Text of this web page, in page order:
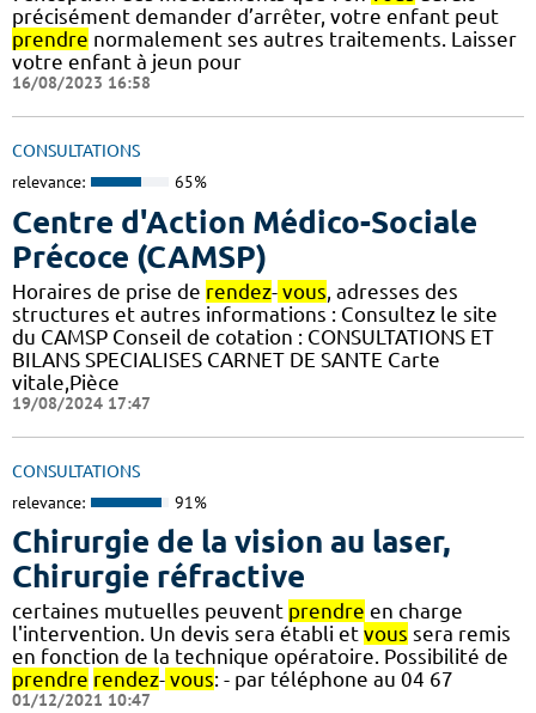
précisément demander d’arrêter, votre enfant peut
prendre normalement ses autres traitements. Laisser
votre enfant à jeun pour
16/08/2023 16:58
CONSULTATIONS
relevance: 65%
Centre d'Action Médico-Sociale
Précoce (CAMSP)
Horaires de prise de rendez- vous , adresses des
structures et autres informations : Consultez le site
du CAMSP Conseil de cotation : CONSULTATIONS ET
BILANS SPECIALISES CARNET DE SANTE Carte
vitale,Pièce
19/08/2024 17:47
CONSULTATIONS
relevance: 91%
Chirurgie de la vision au laser,
Chirurgie réfractive
certaines mutuelles peuvent prendre en charge
l'intervention. Un devis sera établi et vous sera remis
en fonction de la technique opératoire. Possibilité de
prendre rendez- vous: - par téléphone au 04 67
01/12/2021 10:47